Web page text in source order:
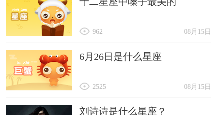
08月15日
962
6月26日是什么星座
08月15日
2525
刘诗诗是什么星座？